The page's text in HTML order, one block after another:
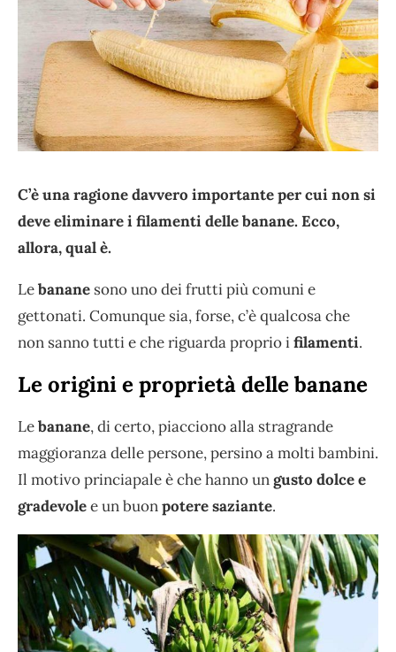
C’è una ragione davvero importante per cui non si
deve eliminare i filamenti delle banane. Ecco,
allora, qual è.
Lebanane sono uno dei frutti più comuni e
gettonati. Comunque sia, forse, c’è qualcosa che
non sanno tutti e che riguarda proprio ifilamenti.
Le origini e proprietà delle banane
Lebanane, di certo, piacciono alla stragrande
maggioranza delle persone, persino a molti bambini.
Il motivo princiapale è che hanno ungusto dolce e
gradevolee un buonpotere saziante.